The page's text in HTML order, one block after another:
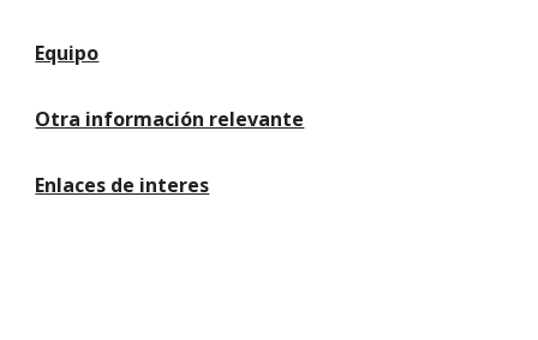
Equipo
Otra información relevante
Enlaces de interes